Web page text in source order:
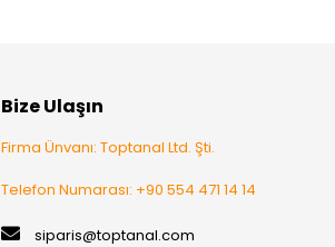
Bize Ulaşın
Firma Ünvanı: Toptanal Ltd. Şti.
Telefon Numarası: +90 554 471 14 14
siparis@toptanal.com